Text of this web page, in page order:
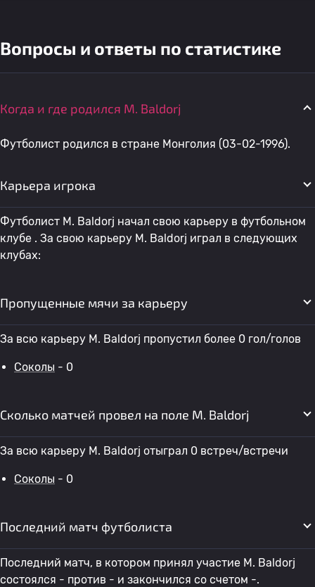
Вопросы и ответы по статистике
Когда и где родился M. Baldorj
Футболист родился в стране Монголия (03-02-1996).
Карьера игрока
Футболист M. Baldorj начал свою карьеру в футбольном
клубе . За свою карьеру M. Baldorj играл в следующих
клубах:
Пропущенные мячи за карьеру
За всю карьеру M. Baldorj пропустил более 0 гол/голов
Соколы - 0
Сколько матчей провел на поле M. Baldorj
За всю карьеру M. Baldorj отыграл 0 встреч/встречи
Соколы - 0
Последний матч футболиста
Последний матч, в котором принял участие M. Baldorj
состоялся - против - и закончился со счетом -.